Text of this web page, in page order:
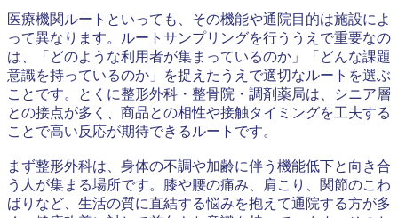
医療機関ルートといっても、その機能や通院目的は施設によ
って異なります。ルートサンプリングを行ううえで重要なの
は、「どのような利用者が集まっているのか」「どんな課題
意識を持っているのか」を捉えたうえで適切なルートを選ぶ
ことです。とくに整形外科・整骨院・調剤薬局は、シニア層
との接点が多く、商品との相性や接触タイミングを工夫する
ことで高い反応が期待できるルートです。
まず整形外科は、身体の不調や加齢に伴う機能低下と向き合
う人が集まる場所です。膝や腰の痛み、肩こり、関節のこわ
ばりなど、生活の質に直結する悩みを抱えて通院する方が多